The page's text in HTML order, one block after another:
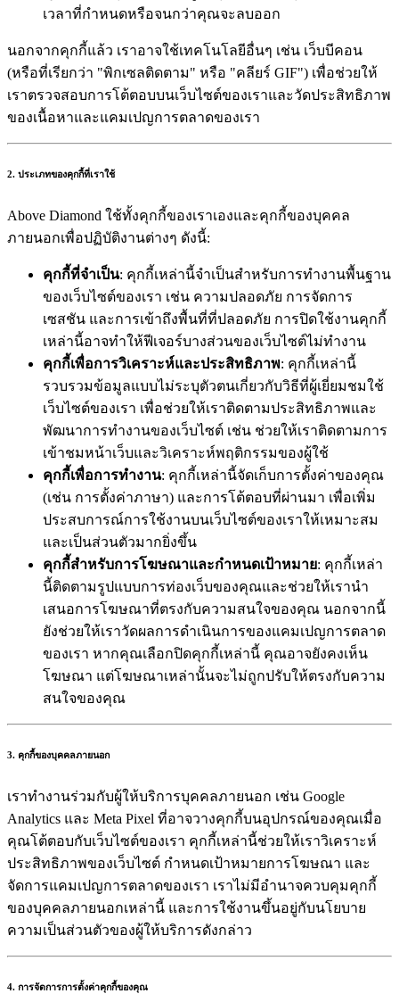
เวลาที่กำหนดหรือจนกว่าคุณจะลบออก
นอกจากคุกกี้แล้ว เราอาจใช้เทคโนโลยีอื่นๆ เช่น เว็บบีคอน
(หรือที่เรียกว่า "พิกเซลติดตาม" หรือ "คลียร์ GIF") เพื่อช่วยให้
เราตรวจสอบการโต้ตอบบนเว็บไซต์ของเราและวัดประสิทธิภาพ
ของเนื้อหาและแคมเปญการตลาดของเรา
2. ประเภทของคุกกี้ที่เราใช้
Above Diamond ใช้ทั้งคุกกี้ของเราเองและคุกกี้ของบุคคล
ภายนอกเพื่อปฏิบัติงานต่างๆ ดังนี้:
คุกกี้ที่จำเป็น: คุกกี้เหล่านี้จำเป็นสำหรับการทำงานพื้นฐาน
ของเว็บไซต์ของเรา เช่น ความปลอดภัย การจัดการ
เซสชัน และการเข้าถึงพื้นที่ที่ปลอดภัย การปิดใช้งานคุกกี้
เหล่านี้อาจทำให้ฟีเจอร์บางส่วนของเว็บไซต์ไม่ทำงาน
คุกกี้เพื่อการวิเคราะห์และประสิทธิภาพ: คุกกี้เหล่านี้
รวบรวมข้อมูลแบบไม่ระบุตัวตนเกี่ยวกับวิธีที่ผู้เยี่ยมชมใช้
เว็บไซต์ของเรา เพื่อช่วยให้เราติดตามประสิทธิภาพและ
พัฒนาการทำงานของเว็บไซต์ เช่น ช่วยให้เราติดตามการ
เข้าชมหน้าเว็บและวิเคราะห์พฤติกรรมของผู้ใช้
คุกกี้เพื่อการทำงาน: คุกกี้เหล่านี้จัดเก็บการตั้งค่าของคุณ
(เช่น การตั้งค่าภาษา) และการโต้ตอบที่ผ่านมา เพื่อเพิ่ม
ประสบการณ์การใช้งานบนเว็บไซต์ของเราให้เหมาะสม
และเป็นส่วนตัวมากยิ่งขึ้น
คุกกี้สำหรับการโฆษณาและกำหนดเป้าหมาย: คุกกี้เหล่า
นี้ติดตามรูปแบบการท่องเว็บของคุณและช่วยให้เรานำ
เสนอการโฆษณาที่ตรงกับความสนใจของคุณ นอกจากนี้
ยังช่วยให้เราวัดผลการดำเนินการของแคมเปญการตลาด
ของเรา หากคุณเลือกปิดคุกกี้เหล่านี้ คุณอาจยังคงเห็น
โฆษณา แต่โฆษณาเหล่านั้นจะไม่ถูกปรับให้ตรงกับความ
สนใจของคุณ
3. คุกกี้ของบุคคลภายนอก
เราทำงานร่วมกับผู้ให้บริการบุคคลภายนอก เช่น Google
Analytics และ Meta Pixel ที่อาจวางคุกกี้บนอุปกรณ์ของคุณเมื่อ
คุณโต้ตอบกับเว็บไซต์ของเรา คุกกี้เหล่านี้ช่วยให้เราวิเคราะห์
ประสิทธิภาพของเว็บไซต์ กำหนดเป้าหมายการโฆษณา และ
จัดการแคมเปญการตลาดของเรา เราไม่มีอำนาจควบคุมคุกกี้
ของบุคคลภายนอกเหล่านี้ และการใช้งานขึ้นอยู่กับนโยบาย
ความเป็นส่วนตัวของผู้ให้บริการดังกล่าว
4. การจัดการการตั้งค่าคุกกี้ของคุณ